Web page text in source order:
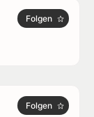
Folgen
Folgen